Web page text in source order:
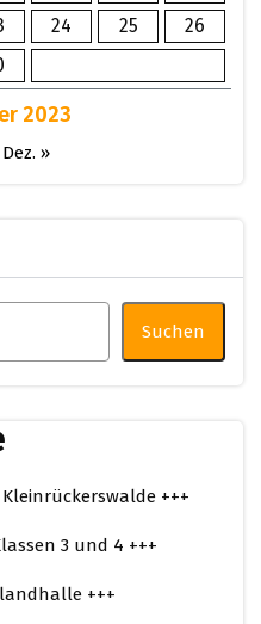
2023
24 25
26
Dez. »
Suchen
Kleinrückerswalde +++
3 und 4 +++
+++